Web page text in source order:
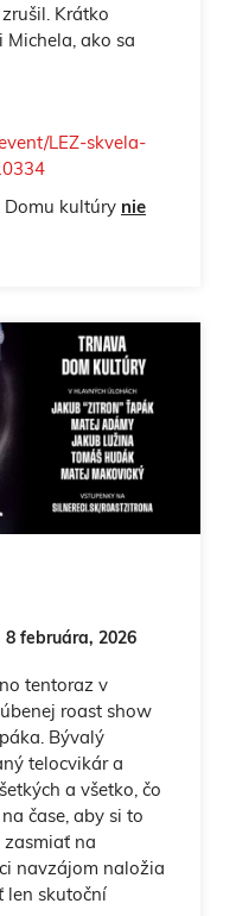
Krátko
ako sa
LEZ-skvela-
Domu kultúry nie
8 februára, 2026
tentoraz v
roast show
Bývalý
telocvikár a
a všetko, čo
čase, aby si to
zasmiať na
navzájom naložia
len skutoční